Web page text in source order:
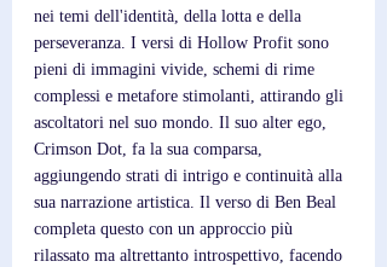
nei temi dell'identità, della lotta e della
perseveranza. I versi di Hollow Profit sono
pieni di immagini vivide, schemi di rime
complessi e metafore stimolanti, attirando gli
ascoltatori nel suo mondo. Il suo alter ego,
Crimson Dot, fa la sua comparsa,
aggiungendo strati di intrigo e continuità alla
sua narrazione artistica. Il verso di Ben Beal
completa questo con un approccio più
rilassato ma altrettanto introspettivo, facendo